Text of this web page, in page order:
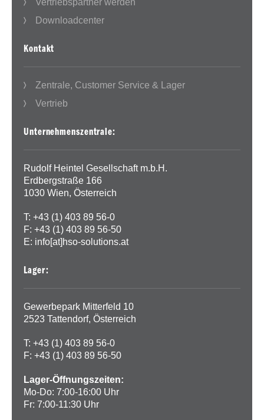
Vertriebspartner werden
Downloadcenter
Kontakt
Zentrale, Customer Service & Lager
Vertrieb
Unternehmenszentrale:
Rudolf Heintel Gesellschaft m.b.H.
Erdbergstraße 166
1030 Wien, Österreich
T: +43 (1) 403 89 56-0
F: +43 (1) 403 89 56-50
E: info[at]hso-solutions.at
Lager:
Gewerbepark Mitterfeld 10
2523 Tattendorf, Österreich
T: +43 (1) 403 89 56-0
F: +43 (1) 403 89 56-50
Lager-Öffnungszeiten:
Mo-Do: 7:00-16:00 Uhr
Fr: 7:00-11:30 Uhr